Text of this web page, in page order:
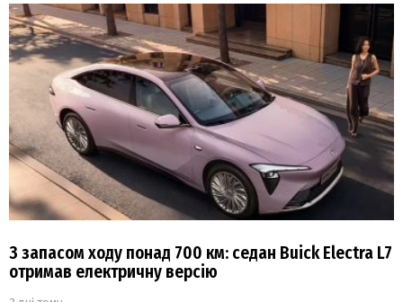
З запасом ходу понад 700 км: седан Buick Electra L7
отримав електричну версію